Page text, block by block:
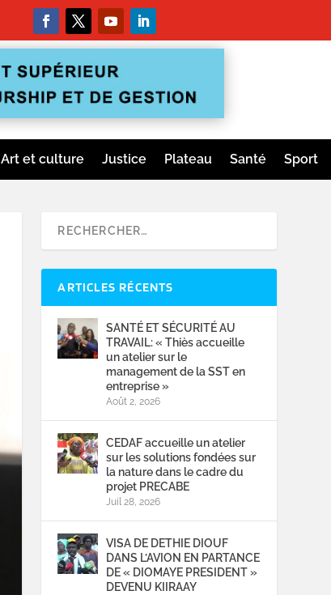
Art et culture Justice Plateau Santé Sport
ARTICLES RÉCENTS
SANTÉ ET SÉCURITÉ AU
TRAVAIL: « Thiès accueille
un atelier sur le
management de la SST en
entreprise »
Août 2, 2026
CEDAF accueille un atelier
sur les solutions fondées sur
la nature dans le cadre du
projet PRECABE
Juil 28, 2026
VISA DE DETHIE DIOUF
DANS L’AVION EN PARTANCE
DE « DIOMAYE PRESIDENT »
DEVENU KIIRAAY